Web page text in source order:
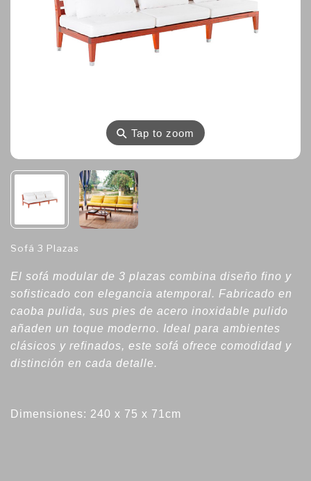
⚲Tap to zoom
Sofá 3 Plazas
El sofá modular de 3 plazas combina diseño fino y
sofisticado con elegancia atemporal. Fabricado en
caoba pulida, sus pies de acero inoxidable pulido
añaden un toque moderno. Ideal para ambientes
clásicos y refinados, este sofá ofrece comodidad y
distinción en cada detalle.
Dimensiones: 240 x 75 x 71cm